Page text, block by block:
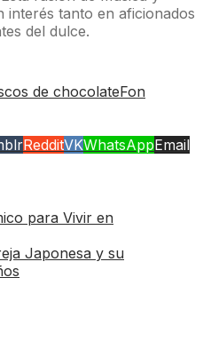
interés tanto en aficionados
del dulce.
de chocolateFon
RedditVKWhatsAppEmail
para Vivir en
Japonesa y su